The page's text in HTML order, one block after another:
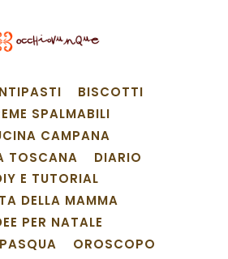
BISCOTTI
SPALMABILI
CAMPANA
TOSCANA
DIARIO
E TUTORIAL
DELLA MAMMA
PER NATALE
OROSCOPO